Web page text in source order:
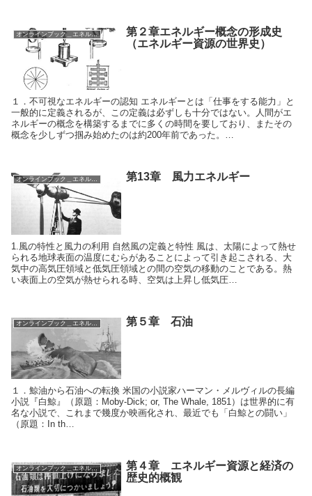
オンラインブック＿エネルギー資源
第２章エネルギー概念の形成史
（エネルギー資源の世界史）
１．不可視なエネルギーの認知 エネルギーとは「仕事をする能力」と
一般的に定義されるが、この定義は必ずしも十分ではない。人間がエ
ネルギーの概念を構築するまでに多くの時間を要しており、またその
概念を少しずつ掴み始めたのは約200年前であった。…
第13章 風力エネルギー
1.風の特性と風力の利用 自然風の定義と特性 風は、太陽によって熱せ
られる地球表面の温度にむらがあることによって引き起こされる、大
気中の高気圧領域と低気圧領域との間の空気の移動のことである。熱
い表面上の空気が熱せられる時、空気は上昇し低気圧…
オンラインブック＿エネルギー資源 第５章 石油
１．鯨油から石油への転換 米国の小説家ハーマン・メルヴィルの長編
小説『白鯨』（原題：Moby-Dick; or, The Whale, 1851）は世界的に有
名な小説で、これまで幾度か映画化され、最近でも「白鯨との闘い」
（原題：In th…
オンラインブック＿エネルギー資源
第４章 エネルギー資源と経済の
歴史的概観